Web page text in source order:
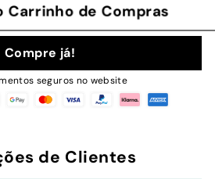
Carrinho de Compras
Compre já!
seguros no website
de Clientes